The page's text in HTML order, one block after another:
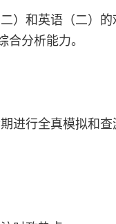
）和英语（二）
分析能力。
进行全真模拟和